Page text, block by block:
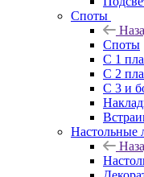
Споты
Споты
С 1
С 2
С 3 и
Настольные